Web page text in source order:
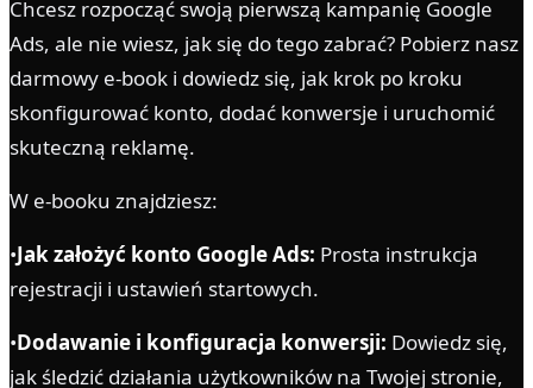
Chcesz rozpocząć swoją pierwszą kampanię Google
Ads, ale nie wiesz, jak się do tego zabrać? Pobierz nasz
darmowy e-book i dowiedz się, jak krok po kroku
skonfigurować konto, dodać konwersje i uruchomić
skuteczną reklamę.
W e-booku znajdziesz:
•Jak założyć konto Google Ads: Prosta instrukcja
rejestracji i ustawień startowych.
•Dodawanie i konfiguracja konwersji: Dowiedz się,
jak śledzić działania użytkowników na Twojej stronie,